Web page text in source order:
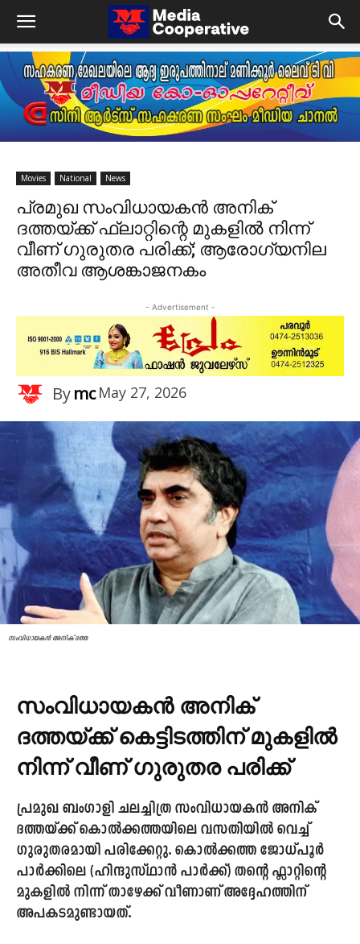
Movies National News
പ്രമുഖ സംവിധായകൻ അനിക്
ദത്തയ്ക്ക് ഫ്ലാറ്റിന്റെ മുകളിൽ നിന്ന്
വീണ് ഗുരുതര പരിക്ക്; ആരോഗ്യനില
അതീവ ആശങ്കാജനകം
- Advertisement -
Bymc May 27, 2026
സംവിധായകൻ അനിക് ദത്ത
സംവിധായകൻ അനിക്
ദത്തയ്ക്ക് കെട്ടിടത്തിന് മുകളിൽ
നിന്ന് വീണ് ഗുരുതര പരിക്ക്
പ്രമുഖ ബംഗാളി ചലച്ചിത്ര സംവിധായകൻ അനിക്
ദത്തയ്ക്ക് കൊൽക്കത്തയിലെ വസതിയിൽ വെച്ച്
ഗുരുതരമായി പരിക്കേറ്റു. കൊൽക്കത്ത ജോധ്പൂർ
പാർക്കിലെ (ഹിന്ദുസ്ഥാൻ പാർക്ക്) തന്റെ ഫ്ലാറ്റിന്റെ
മുകളിൽ നിന്ന് താഴേക്ക് വീണാണ് അദ്ദേഹത്തിന്
അപകടമുണ്ടായത്.